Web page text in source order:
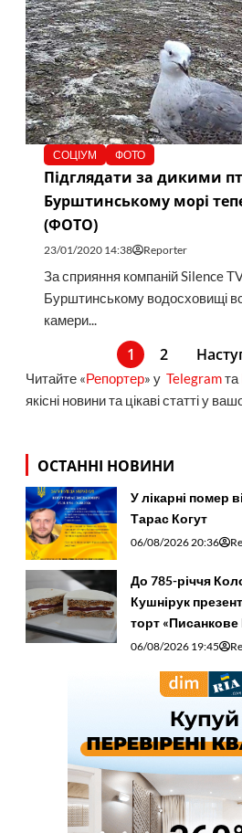
СОЦІУМ ФОТО
Підглядати за дикими
Бурштинському морі
(ФОТО)
23/01/2020 14:38 Reporter
За сприяння компаній Silence
Бурштинському водосховищі
камери...
1 2
Читайте «Репортер» у Telegramта
якісні новини та цікаві статті у
ОСТАННІ НОВИНИ
У лікарні помер
Тарас Когут
06/08/2026 20:36
До 785-річчя
Кушнірук
торт «Писанкове
06/08/2026 19:45